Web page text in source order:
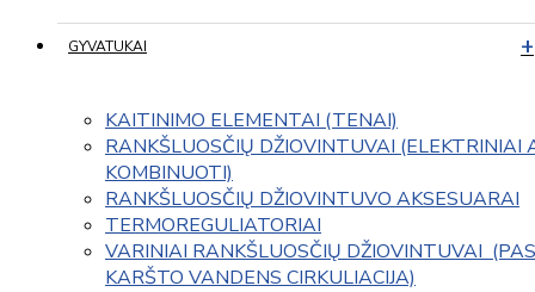
GYVATUKAI
KAITINIMO ELEMENTAI (TENAI)
RANKŠLUOSČIŲ DŽIOVINTUVAI (ELEKTRINIAI
KOMBINUOTI)
RANKŠLUOSČIŲ DŽIOVINTUVO AKSESUARAI
TERMOREGULIATORIAI
VARINIAI RANKŠLUOSČIŲ DŽIOVINTUVAI
KARŠTO VANDENS CIRKULIACIJA)